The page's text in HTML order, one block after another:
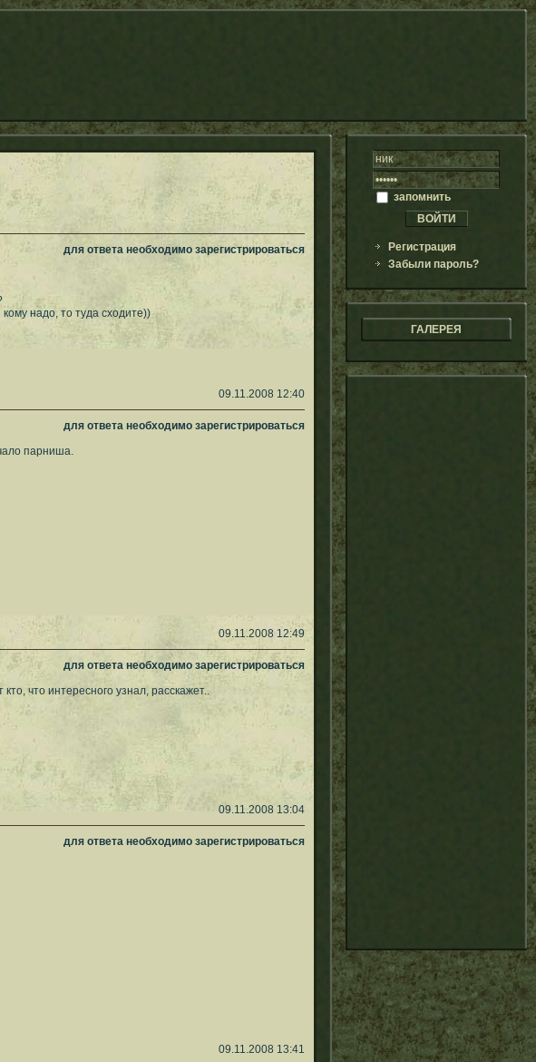
для ответа необходимо зарегистрироваться
надо, то туда сходите))
09.11.2008 12:40
для ответа необходимо зарегистрироваться
парниша.
09.11.2008 12:49
для ответа необходимо зарегистрироваться
что интересного узнал, расскажет..
09.11.2008 13:04
для ответа необходимо зарегистрироваться
09.11.2008 13:41
запомнить
Регистрация
Забыли пароль?
ГАЛЕРЕЯ